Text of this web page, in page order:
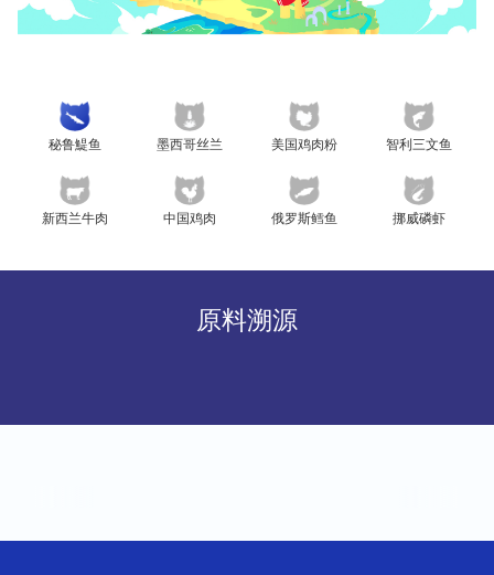
秘鲁鯷鱼 墨西哥丝兰 美国鸡肉粉 智利三文鱼
新西兰牛肉 中国鸡肉 俄罗斯鳕鱼 挪威磷虾
原料溯源